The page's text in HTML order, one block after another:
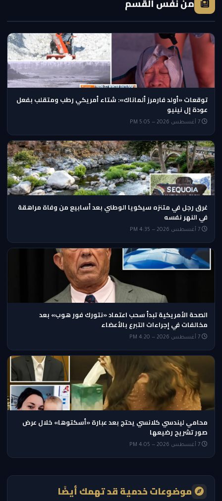
من نفس القسم
توقعات «أولد فارمرز ألماناك»: شتاء أمريكي رطب ومتقلب بفعل
عودة إل نينيو
غرق رجل في متنزه سيكويا الوطني بعد أسابيع من وفاة مراهقة
في النهر نفسه
الصحة الأمريكية تبدأ سحب اعتماد «نتورك فور هوب» بعد
مخالفات في إجراءات التبرع بالأعضاء
محامي ليندسي كلانسي يحتج بعد عبارة «أسكتوها» خلال عرض
صور تشريح رضيعها
موضوعات خدمية قد تهمك أيضًا